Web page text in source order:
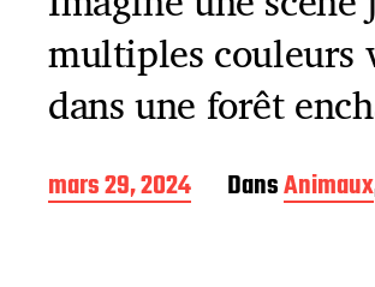
multiples couleurs
dans une forêt
D
a
mars 29, 2024 DansAnimaux